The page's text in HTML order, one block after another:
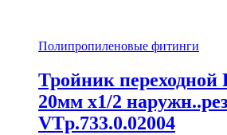
Полипропиленовые фитинги
Тройник переходной
20мм х1/2
VTp.733.0.02004